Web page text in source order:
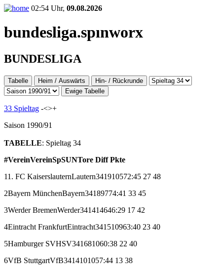
02:54 Uhr, 09.08.2026
bundesliga.spınworx
BUNDESLIGA
Tabelle Heim / Auswärts
Hin- / Rückrunde
Ewige Tabelle
33 Spieltag -<>+
Saison 1990/91
TABELLE: Spieltag 34
#VereinVereinSpSUNTore Diff Pkte
11. FC KaiserslauternLautern341910572:45 27 48
2Bayern MünchenBayern34189774:41 33 45
3Werder BremenWerder341414646:29 17 42
4Eintracht FrankfurtEintracht341510963:40 23 40
5Hamburger SVHSV341681060:38 22 40
6VfB StuttgartVfB3414101057:44 13 38